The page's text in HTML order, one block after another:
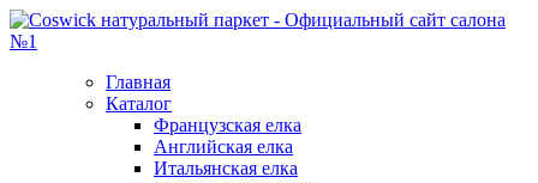
Главная
Каталог
Французская елка
Английская елка
Итальянская елка